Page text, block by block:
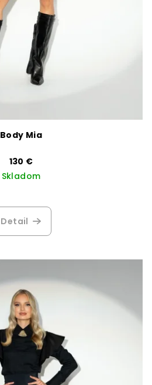
Body Mia
130 €
Skladom
Detail